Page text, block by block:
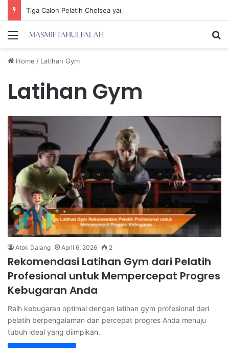
Menu
Home / Latihan Gym
Latihan Gym
Atok Dalang April 6, 2026 2
Rekomendasi Latihan Gym dari Pelatih
Profesional untuk Mempercepat Progres
Kebugaran Anda
Raih kebugaran optimal dengan latihan gym profesional dari
pelatih berpengalaman dan percepat progres Anda menuju
tubuh ideal yang diimpikan.